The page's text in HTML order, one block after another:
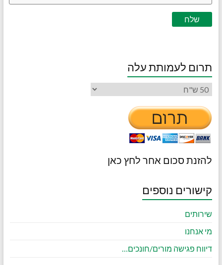
תרום לעמותת עלה
להזנת סכום אחר לחץ כאן
קישורים נוספים
שירותים
מי אנחנו
דיווח פגישה מורים/חונכים…